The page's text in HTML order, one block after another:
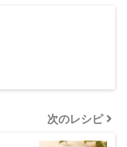
次のレシピ